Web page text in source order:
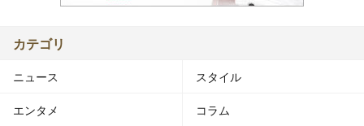
カテゴリ
ニュース スタイル
エンタメ コラム